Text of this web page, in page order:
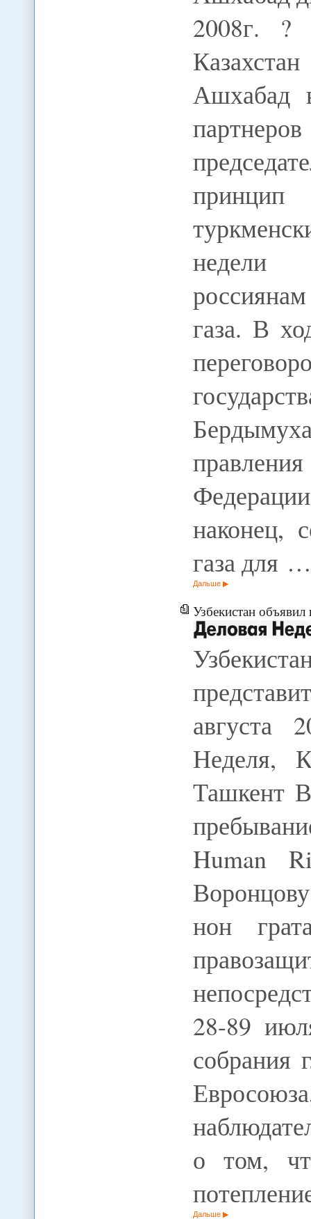
2008г. ?
Ашхабад
недели
газа. В
наконец,
газа для …
Дальше
Узбекистан
августа
Неделя,
Ташкент
Human
нон
28-89
собрания
о том,
Дальше